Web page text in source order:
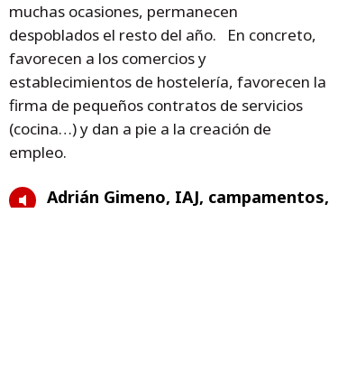
muchas ocasiones, permanecen
despoblados el resto del año. En concreto,
favorecen a los comercios y
establecimientos de hostelería, favorecen la
firma de pequeños contratos de servicios
(cocina…) y dan a pie a la creación de
empleo.
Adrián Gimeno, IAJ, campamentos,